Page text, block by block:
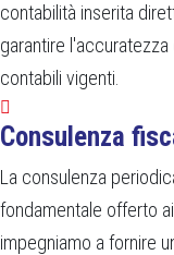
contabilità inserita
garantire
contabili vigenti.
Consulenza
La consulenza
fondamentale offerto
impegniamo a fornire